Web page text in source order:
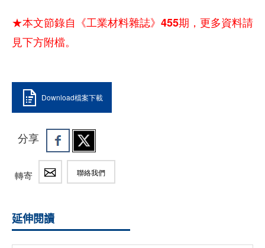
★本文節錄自《工業材料雜誌》455期，更多資料請
見下方附檔。
Download檔案下載
分享
轉寄 聯絡我們
延伸閱讀